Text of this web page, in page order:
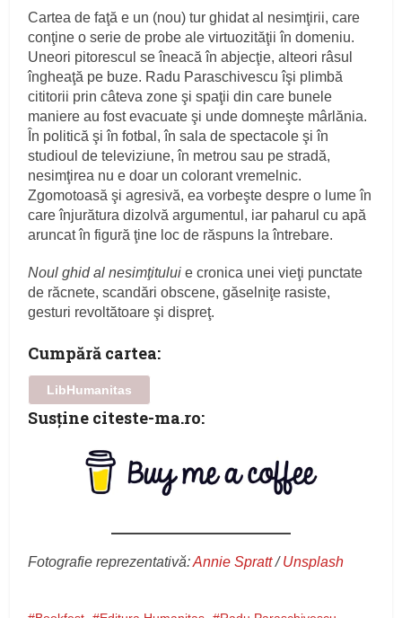
Cartea de faţă e un (nou) tur ghidat al nesimţirii, care
conţine o serie de probe ale virtuozităţii în domeniu.
Uneori pitorescul se îneacă în abjecţie, alteori râsul
îngheaţă pe buze. Radu Paraschivescu îşi plimbă
cititorii prin câteva zone şi spaţii din care bunele
maniere au fost evacuate şi unde domneşte mârlănia.
În politică şi în fotbal, în sala de spectacole şi în
studioul de televiziune, în metrou sau pe stradă,
nesimţirea nu e doar un colorant vremelnic.
Zgomotoasă şi agresivă, ea vorbeşte despre o lume în
care înjurătura dizolvă argumentul, iar paharul cu apă
aruncat în figură ţine loc de răspuns la întrebare.
Noul ghid al nesimţitului e cronica unei vieţi punctate
de răcnete, scandări obscene, găselniţe rasiste,
gesturi revoltătoare şi dispreţ.
Cumpără cartea:
LibHumanitas
Susţine citeste-ma.ro:
Fotografie reprezentativă:Annie Spratt/Unsplash